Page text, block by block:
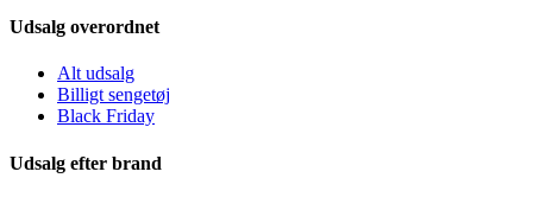
Udsalg overordnet
Alt udsalg
Billigt sengetøj
Black Friday
Udsalg efter brand